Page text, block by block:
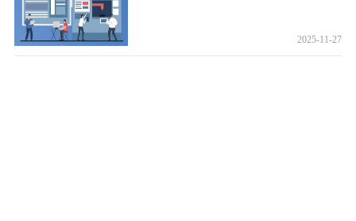
2025-11-27